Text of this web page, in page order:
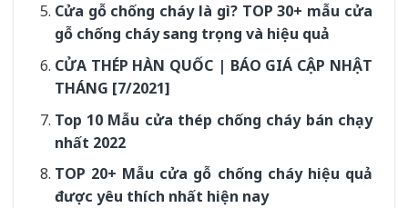
Cửa gỗ chống cháy là gì? TOP 30+ mẫu cửa
gỗ chống cháy sang trọng và hiệu quả
CỬA THÉP HÀN QUỐC | BÁO GIÁ CẬP NHẬT
THÁNG [7/2021]
Top 10 Mẫu cửa thép chống cháy bán chạy
nhất 2022
TOP 20+ Mẫu cửa gỗ chống cháy hiệu quả
được yêu thích nhất hiện nay